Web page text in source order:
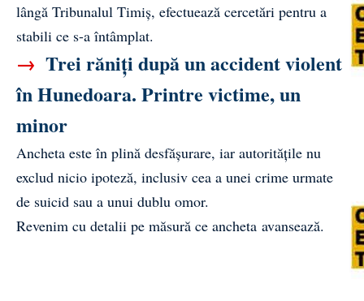
lângă Tribunalul Timiș, efectuează cercetări pentru a
stabili ce s-a întâmplat.
→ Trei răniți după un accident violent
în Hunedoara. Printre victime, un
minor
Ancheta este în plină desfășurare, iar autoritățile nu
exclud nicio ipoteză, inclusiv cea a unei crime urmate
de suicid sau a unui dublu omor.
Revenim cu detalii pe măsură ce ancheta avansează.